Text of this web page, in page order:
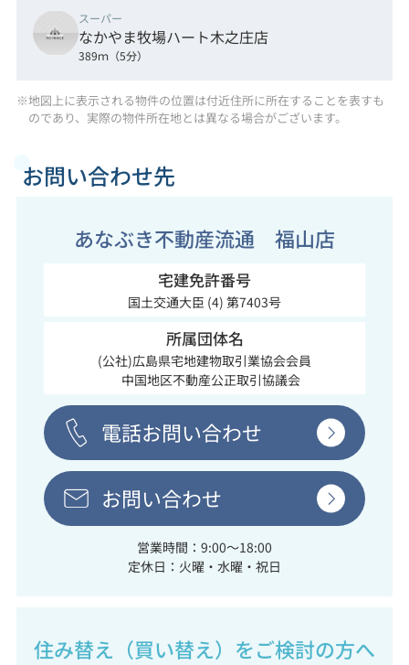
スーパー
なかやま牧場ハート木之庄店
389ｍ（5分）
※地図上に表示される物件の位置は付近住所に所在することを表すも
のであり、実際の物件所在地とは異なる場合がございます。
お問い合わせ先
あなぶき不動産流通 福山店
宅建免許番号
国土交通大臣 (4) 第7403号
所属団体名
(公社)広島県宅地建物取引業協会会員
中国地区不動産公正取引協議会
電話お問い合わせ
お問い合わせ
営業時間：9:00～18:00
定休日：火曜・水曜・祝日
住み替え（買い替え）をご検討の方へ